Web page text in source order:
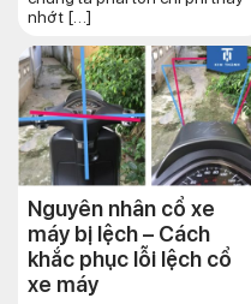
nhớt […]
Nguyên nhân cổ xe
máy bị lệch – Cách
khắc phục lỗi lệch cổ
xe máy